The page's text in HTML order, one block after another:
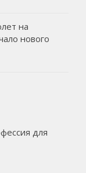
на
нового
для